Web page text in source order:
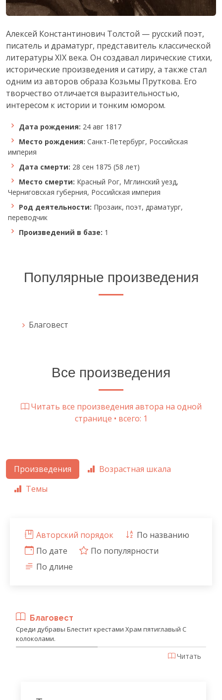
Алексей Константинович Толстой — русский поэт,
писатель и драматург, представитель классической
литературы XIX века. Он создавал лирические стихи,
исторические произведения и сатиру, а также стал
одним из авторов образа Козьмы Пруткова. Его
творчество отличается выразительностью,
интересом к истории и тонким юмором.
Дата рождения: 24 авг 1817
Место рождения: Санкт-Петербург, Российская
империя
Дата смерти: 28 сен 1875 (58 лет)
Место смерти: Красный Рог, Мглинский уезд,
Черниговская губерния, Российская империя
Род деятельности: Прозаик, поэт, драматург,
переводчик
Произведений в базе: 1
Популярные произведения
Благовест
Все произведения
Читать все произведения автора на одной
странице • всего: 1
Произведения
Возрастная шкала
Темы
Авторский порядок
По названию
По дате
По популярности
По длине
Благовест
Среди дубравы Блестит крестами Храм пятиглавый С
колоколами.
Читать